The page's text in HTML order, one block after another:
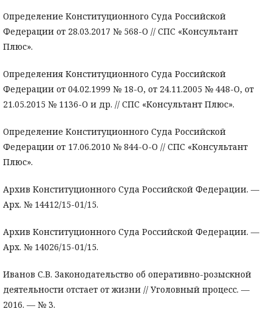
Определение Конституционного Суда Российской
Федерации от 28.03.2017 № 568-О // СПС «Консультант
Плюс».
Определения Конституционного Суда Российской
Федерации от 04.02.1999 № 18-О, от 24.11.2005 № 448-О, от
21.05.2015 № 1136-О и др. // СПС «Консультант Плюс».
Определение Конституционного Суда Российской
Федерации от 17.06.2010 № 844-О-О // СПС «Консультант
Плюс».
Архив Конституционного Суда Российской Федерации. —
Арх. № 14412/15-01/15.
Архив Конституционного Суда Российской Федерации. —
Арх. № 14026/15-01/15.
Иванов С.В. Законодательство об оперативно-розыскной
деятельности отстает от жизни // Уголовный процесс. —
2016. — № 3.